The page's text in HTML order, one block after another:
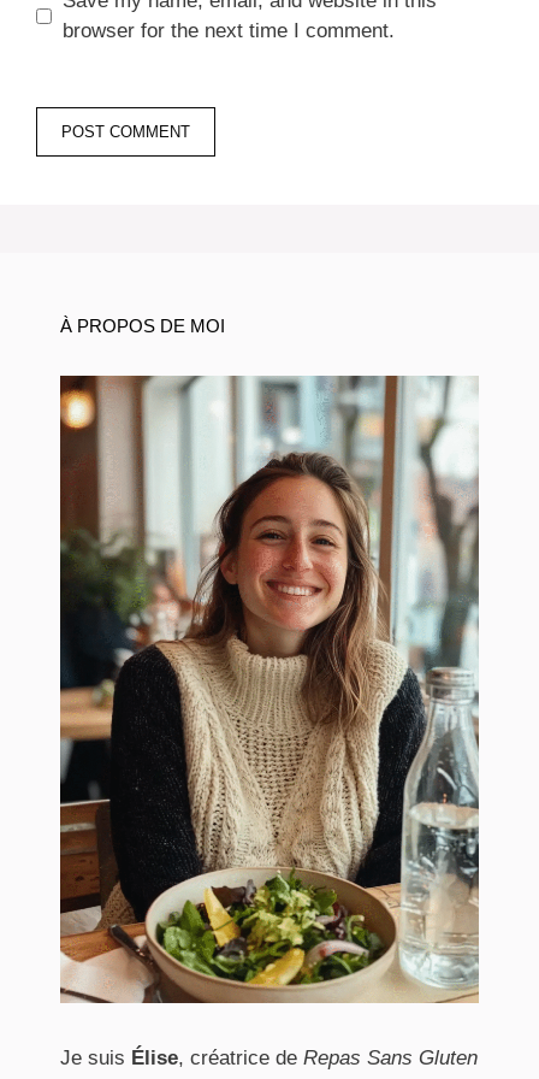
browser for the next time I comment.
À PROPOS DE MOI
Je suis Élise, créatrice de Repas Sans Gluten